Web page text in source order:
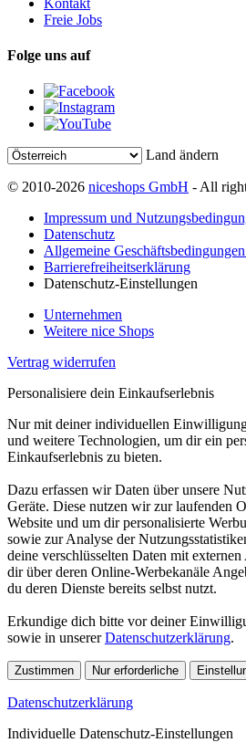
Freie Jobs
Folge uns auf
Land ändern
© 2010-2026 niceshops GmbH - All
Impressum und
Datenschutz
Allgemeine
Barrierefreiheitserklärung
Datenschutz-Einstellungen
Unternehmen
Weitere nice Shops
Vertrag widerrufen
Personalisiere dein Einkaufserlebnis
Nur mit deiner individuellen
und weitere Technologien, um dir ein
Einkaufserlebnis zu bieten.
Dazu erfassen wir Daten über unsere
Geräte. Diese nutzen wir zur laufenden
Website und um dir personalisierte
sowie zur Analyse der
deine verschlüsselten Daten mit
dir über deren Online-Werbekanäle
du deren Dienste bereits selbst nutzt.
Erkundige dich bitte vor deiner
sowie in unsererDatenschutzerklärung.
Zustimmen Nur erforderliche
Datenschutzerklärung
Individuelle Datenschutz-Einstellungen